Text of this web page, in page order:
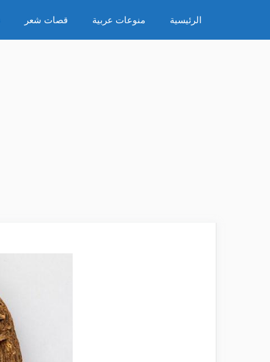
المحتوى
الرئيسية منوعات عربية قصات شعر